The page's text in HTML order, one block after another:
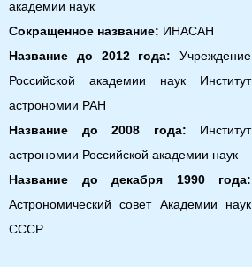
академии наук
Сокращенное название: ИНАСАН
Название до 2012года: Учреждение
Российской академии наук Институт
астрономии РАН
Название до 2008 года: Институт
астрономии Российской академии наук
Название до декабря 1990 года:
Астрономический совет Академии наук
СССР